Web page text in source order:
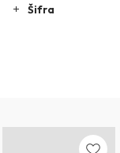
Šifra